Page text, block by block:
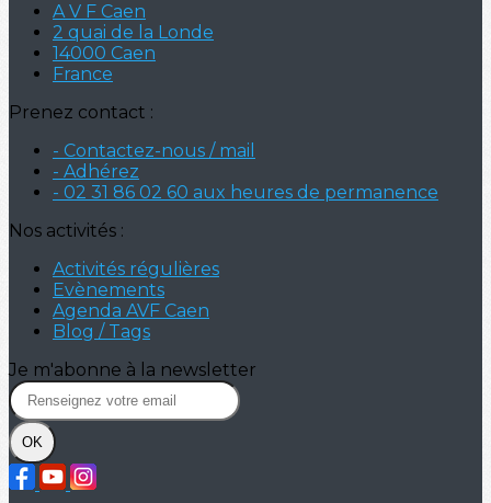
A V F Caen
2 quai de la Londe
14000 Caen
France
Prenez contact :
- Contactez-nous / mail
- Adhérez
- 02 31 86 02 60 aux heures de permanence
Nos activités :
Activités régulières
Evènements
Agenda AVF Caen
Blog / Tags
Je m'abonne à la newsletter
OK